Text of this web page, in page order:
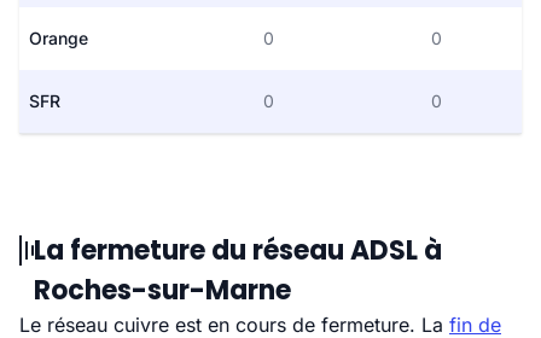
Orange 0 0
SFR 0 0
La fermeture du réseau ADSL à
Roches-sur-Marne
Le réseau cuivre est en cours de fermeture. La fin de